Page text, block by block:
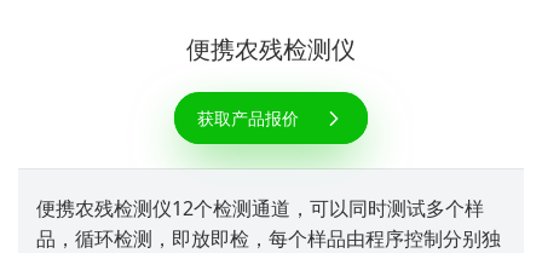
便携农残检测仪
获取产品报价
便携农残检测仪12个检测通道，可以同时测试多个样
品，循环检测，即放即检，每个样品由程序控制分别独